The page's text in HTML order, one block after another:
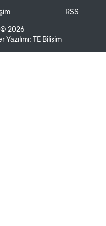
RSS
2026
Yazılımı: TE Bilişim